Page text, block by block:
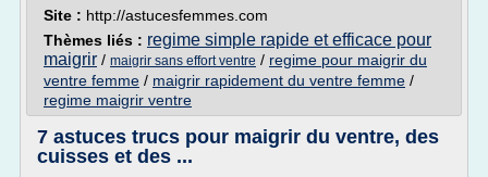
Site : http://astucesfemmes.com
Thèmes liés : regime simple rapide et efficace pour
maigrir / maigrir sans effort ventre / regime pour maigrir du
ventre femme / maigrir rapidement du ventre femme /
regime maigrir ventre
7 astuces trucs pour maigrir du ventre, des
cuisses et des ...